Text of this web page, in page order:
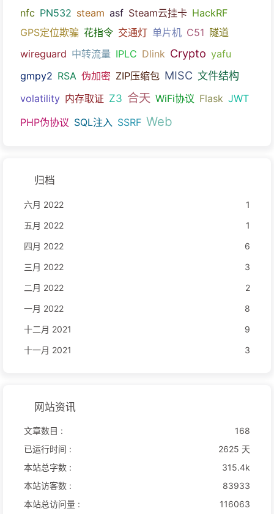
nfc PN532 steam asf Steam云挂卡 HackRF
GPS定位欺骗 花指令 交通灯 单片机 C51 隧道
wireguard 中转流量 IPLC Dlink Crypto yafu
gmpy2 RSA 伪加密 ZIP压缩包 MISC 文件结构
volatility 内存取证 Z3 合天 WiFi协议 Flask JWT
PHP伪协议 SQL注入 SSRF Web
归档
六月 2022
1
五月 2022
1
四月 2022
6
三月 2022
3
二月 2022
2
一月 2022
8
十二月 2021
9
十一月 2021
3
网站资讯
文章数目 :
168
已运行时间 :
2625 天
本站总字数 :
315.4k
本站访客数 :
83933
本站总访问量 :
116063